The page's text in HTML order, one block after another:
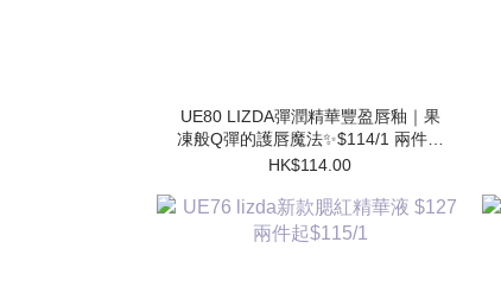
UE80 LIZDA彈潤精華豐盈唇釉｜果
凍般Q彈的護唇魔法✨$114/1 兩件起
$102/1
HK$114.00